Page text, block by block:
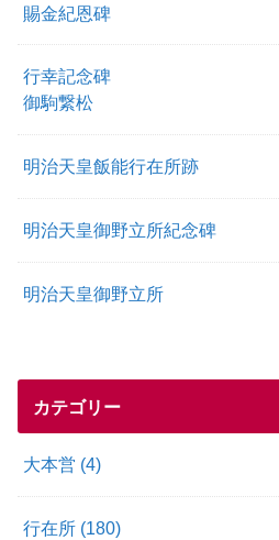
賜金紀恩碑
行幸記念碑
御駒繋松
明治天皇飯能行在所跡
明治天皇御野立所紀念碑
明治天皇御野立所
カテゴリー
大本営 (4)
行在所 (180)